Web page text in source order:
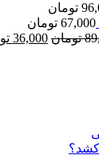
تومان
67,000 تومان
تومان قیمت
36,000